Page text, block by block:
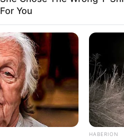
Fail!
For You
HABERION